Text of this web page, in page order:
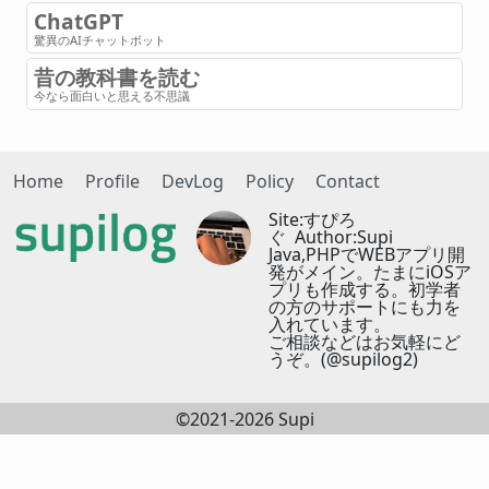
ChatGPT
驚異のAIチャットボット
昔の教科書を読む
今なら面白いと思える不思議
Home Profile DevLog Policy
Contact
Site:すぴろ
ぐ Author:Supi
Java,PHPでWEBアプリ開
発がメイン。たまにiOSア
プリも作成する。初学者
の方のサポートにも力を
入れています。
ご相談などはお気軽にど
うぞ。(@supilog2)
©2021-2026 Supi